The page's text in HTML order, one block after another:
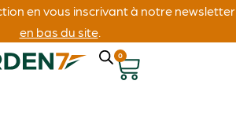
en vous inscrivant à notre newsletter
en bas du site.
0